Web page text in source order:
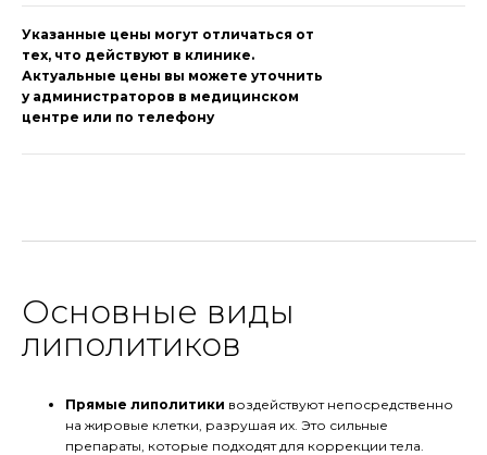
Указанные цены могут отличаться от
тех, что действуют в клинике.
Актуальные цены вы можете уточнить
у администраторов в медицинском
центре или по телефону
Основные виды
липолитиков
Прямые липолитики воздействуют непосредственно
на жировые клетки, разрушая их. Это сильные
препараты, которые подходят для коррекции тела.